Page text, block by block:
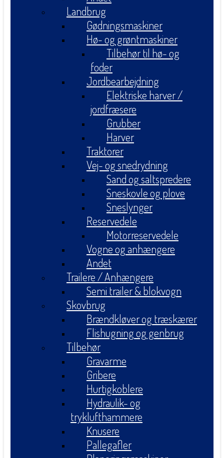
Landbrug
Gødningsmaskiner
Hø- og grøntmaskiner
Tilbehør til hø- og
foder
Jordbearbejdning
Elektriske harver /
jordfræsere
Grubber
Harver
Traktorer
Vej- og snedrydning
Sand og saltspredere
Sneskovle og plove
Sneslynger
Reservedele
Motorreservedele
Vogne og anhængere
Andet
Trailere / Anhængere
Semi trailer & blokvogn
Skovbrug
Brændkløver og træskærer
Flishugning og genbrug
Tilbehør
Gravarme
Gribere
Hurtigkoblere
Hydraulik- og
tryklufthammere
Knusere
Pallegafler